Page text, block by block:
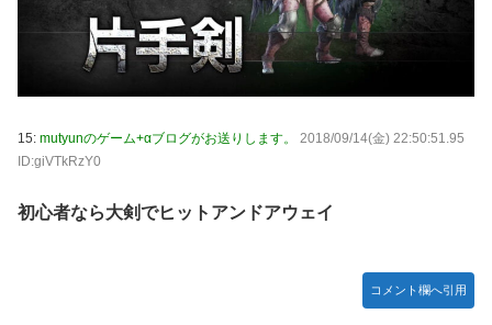
15: mutyunのゲーム+αブログがお送りします。
2018/09/14(金) 22:50:51.95
ID:giVTkRzY0
初心者なら大剣でヒットアンドアウェイ
コメント欄へ引用